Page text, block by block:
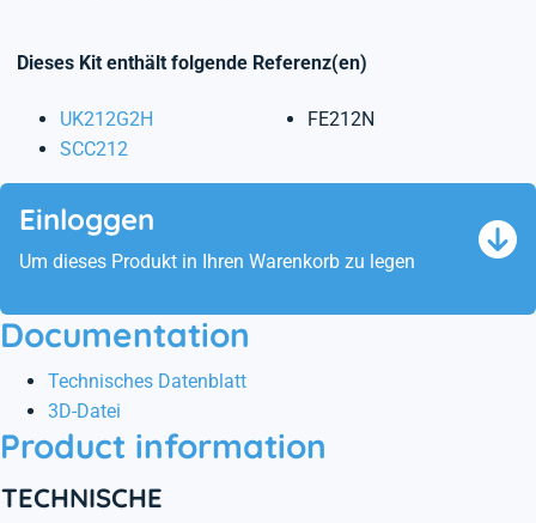
Dieses Kit enthält folgende Referenz(en)
UK212G2H
SCC212
FE212N
Einloggen
Um dieses Produkt in Ihren Warenkorb zu legen
Documentation
Technisches Datenblatt
3D-Datei
Product information
TECHNISCHE